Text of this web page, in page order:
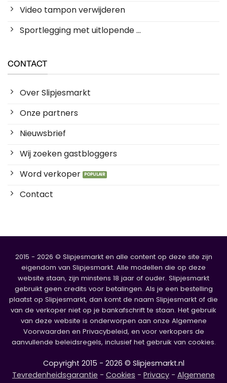
Video tampon verwijderen
Sportlegging met uitlopende ...
CONTACT
Over Slipjesmarkt
Onze partners
Nieuwsbrief
Wij zoeken gastbloggers
Word verkoper
Contact
2015 - 2026 © Slipjesmarkt en alle content op deze site zijn
eigendom van Slipjesmarkt. Alle modellen die op deze
website staan, zijn minstens 18 jaar of ouder. Slipjesmarkt
gebruikt geen credits voor betalingen. Als je een bestelling
plaatst op Slipjesmarkt, dan komt de naam Slipjesmarkt of die
van de verkoper niet op je bankafschrift te staan. Het gebruik
van deze website is onderworpen aan onze Algemene
Voorwaarden en Privacybeleid, en voor verkopers de
aanvullende beleidsregels, inclusief het gebruik van cookies.
Copyright 2015 - 2026 © Slipjesmarkt.nl
Tevredenheidsgarantie - Cookies - Privacy - Algemene